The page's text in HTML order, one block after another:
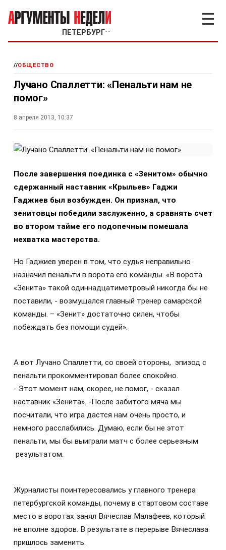
ПЕТЕРБУРГ﹀
☰
//ОБЩЕСТВО
Лучано Спаллетти: «Пенальти нам не
помог»
8 апреля 2013, 10:37
После завершения поединка с «Зенитом» обычно
сдержанный наставник «Крыльев» Гаджи
Гаджиев был возбужден. Он признал, что
зенитовцы победили заслуженно, а сравнять счет
во втором тайме его подопечным помешала
нехватка мастерства.
Но Гаджиев уверен в том, что судья неправильно
назначил пенальти в ворота его команды. «В ворота
«Зенита» такой одиннадцатиметровый никогда бы не
поставили, - возмущался главный тренер самарской
команды. – «Зенит» достаточно силен, чтобы
побеждать без помощи судей».
А вот Лучано Спаллетти, со своей стороны, эпизод с
пенальти прокомментировал более спокойно.
- Этот момент нам, скорее, не помог, - сказал
наставник «Зенита». -После забитого мяча мы
посчитали, что игра дастся нам очень просто, и
немного расслабились. Думаю, если бы не этот
пенальти, мы бы выиграли матч с более серьезным
результатом.
Журналисты поинтересовались у главного тренера
петербургской команды, почему в стартовом составе
место в воротах занял Вячеслав Малафеев, который
не вполне здоров. В результате в перерыве Вячеслава
пришлось заменить.